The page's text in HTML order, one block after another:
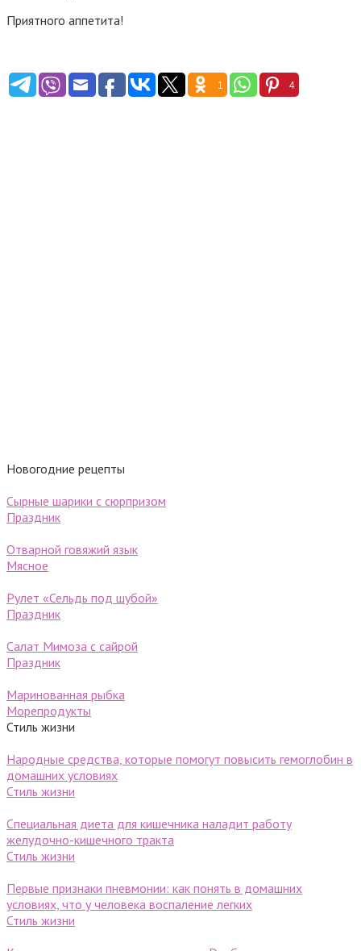
Приятного аппетита!
1 4
Новогодние рецепты
Сырные шарики c cюрпризом
Праздник
Отварной говяжий язык
Мясное
Рулет «Сельдь под шубой»
Праздник
Салат Мимоза с сайрой
Праздник
Маринованная рыбка
Морепродукты
Стиль жизни
Народные средства, которые помогут повысить гемоглобин в
домашних условиях
Стиль жизни
Специальная диета для кишечника наладит работу
желудочно-кишечного тракта
Стиль жизни
Первые признаки пневмонии: как понять в домашних
условиях, что у человека воспаление легких
Стиль жизни